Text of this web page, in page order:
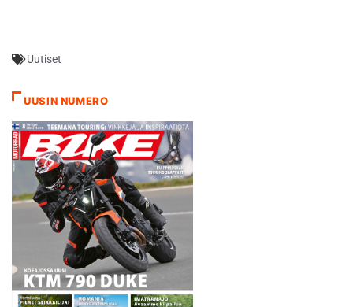
pisteen erolla noustakseen
Paholaishaukkojen ainoa
oljenkorsi on voittaa ottelu
siten, että Sand Blowers on
toinen. Silloin molemmat
joukkueet…
Uutiset
UUSIN NUMERO